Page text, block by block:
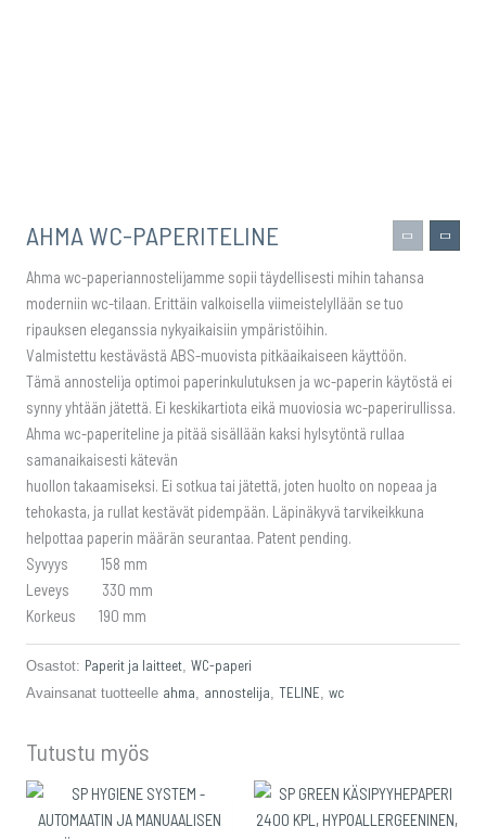
AHMA WC-PAPERITELINE
Ahma wc-paperiannostelijamme sopii täydellisesti mihin tahansa
moderniin wc-tilaan. Erittäin valkoisella viimeistelyllään se tuo
ripauksen eleganssia nykyaikaisiin ympäristöihin.
Valmistettu kestävästä ABS-muovista pitkäaikaiseen käyttöön.
Tämä annostelija optimoi paperinkulutuksen ja wc-paperin käytöstä ei
synny yhtään jätettä. Ei keskikartiota eikä muoviosia wc-paperirullissa.
Ahma wc-paperiteline ja pitää sisällään kaksi hylsytöntä rullaa
samanaikaisesti kätevän
huollon takaamiseksi. Ei sotkua tai jätettä, joten huolto on nopeaa ja
tehokasta, ja rullat kestävät pidempään. Läpinäkyvä tarvikeikkuna
helpottaa paperin määrän seurantaa. Patent pending.
Syvyys 158 mm
Leveys 330 mm
Korkeus 190 mm
Osastot: Paperit ja laitteet ,WC-paperi
Avainsanat tuotteelle ahma annostelija ,TELINE ,wc
Tutustu myös